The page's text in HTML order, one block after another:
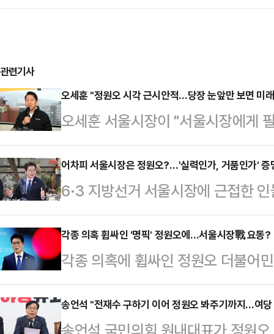
관련기사
오세훈 "정원오 시각 근시안적…당장 눈앞만 보면 미
오세훈 서울시장이 "서울시장에게
길을 여는 '개척자의 리더십'"이라
서울의 경쟁력을 끌어올릴 수가 없
에 '서울시장은 개척자 정신으로 미
려 정원오 더불어민주당 서울시장
적했다.정 후보는 이날 오전 '김어
행정의 주인이 어느 순간 시민에서
싶은 일을 하는데, …
어차피 서울시장은 정원오?…'실력인가, 거품인가' 증
6·3 지방선거 서울시장에 근접한
다. '명심'(이재명 대통령의 의중)
있기 때문이다. 다만 구청장 시절
이 제기된다. 결국 서울시장 적임자
다는 목소리가 나온다.오세훈 서울
말처럼 '시민이 원하는 것만 하는
각종 의혹 휩싸인 '명픽' 정원오에…서울시장戰 요동?
각종 의혹에 휩싸인 정원오 더불어
증하지 못했다는 평가가 이어지면
지되고 있다. 국민의힘 내부에서는
송언석 "전재수 구하기 이어 정원오 봐주기까지…여